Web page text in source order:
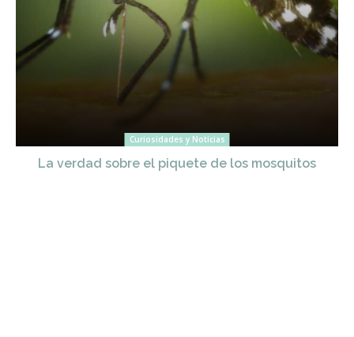
Curiosidades y Noticias
La verdad sobre el piquete de los mosquitos